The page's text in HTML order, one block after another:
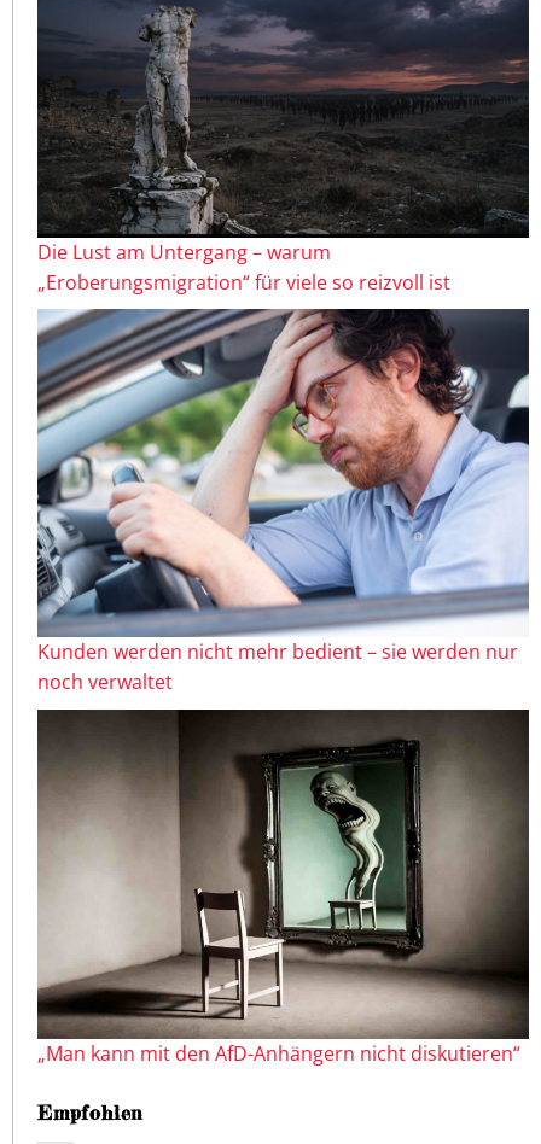
Die Lust am Untergang – warum
„Eroberungsmigration“ für viele so reizvoll ist
Kunden werden nicht mehr bedient – sie werden nur
noch verwaltet
„Man kann mit den AfD-Anhängern nicht diskutieren“
Empfohlen